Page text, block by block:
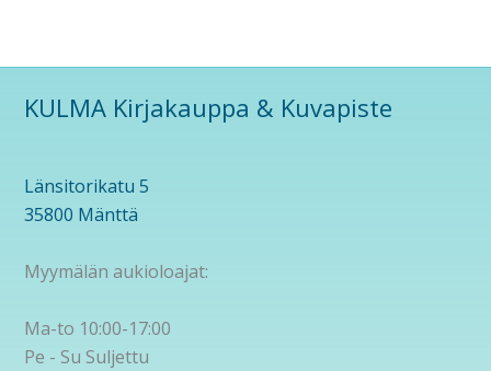
KULMA Kirjakauppa & Kuvapiste
Länsitorikatu 5
35800 Mänttä
Myymälän aukioloajat:
Ma-to 10:00-17:00
Pe - Su Suljettu